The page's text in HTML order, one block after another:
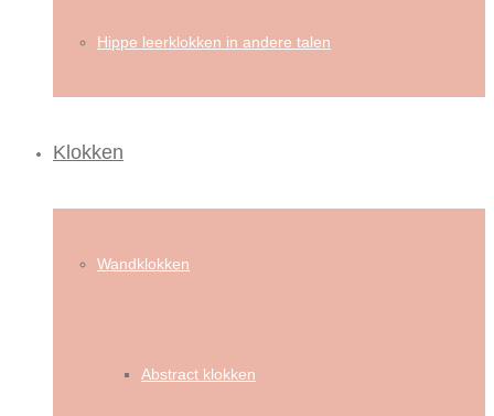
Hippe leerklokken in andere talen
Klokken
Wandklokken
Abstract klokken